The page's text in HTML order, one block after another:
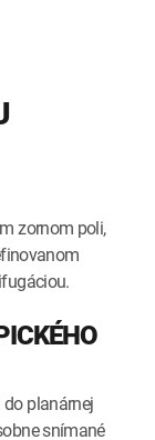
zornom poli,
planárnej
snímané